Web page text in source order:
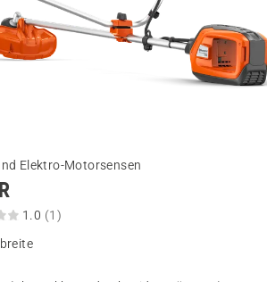
Elektro-Motorsensen
1.0 (1)